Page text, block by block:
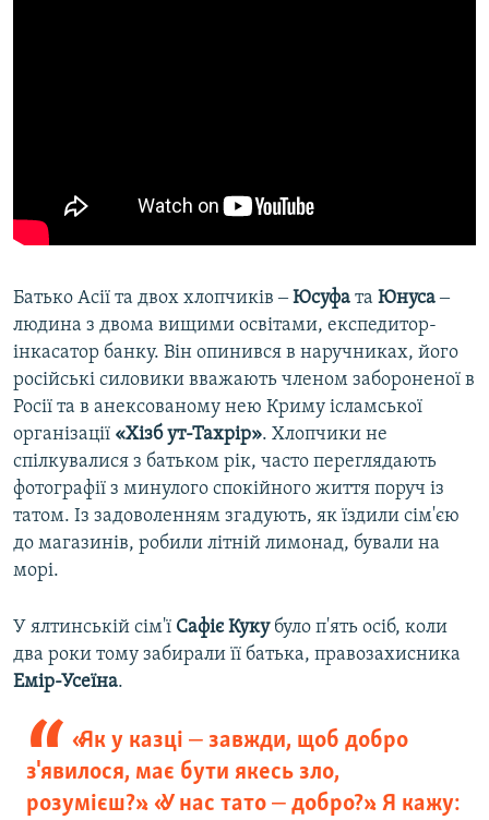
Батько Асії та двох хлопчиків ‒Юсуфа та Юнуса‒
людина з двома вищими освітами, експедитор-
інкасатор банку. Він опинився в наручниках, його
російські силовики вважають членом забороненої в
Росії та в анексованому нею Криму ісламської
організації «Хізб ут-Тахрір». Хлопчики не
спілкувалися з батьком рік, часто переглядають
фотографії з минулого спокійного життя поруч із
татом. Із задоволенням згадують, як їздили сім'єю
до магазинів, робили літній лимонад, бували на
морі.
У ялтинській сім'ї Сафіє Кукубуло п'ять осіб, коли
два роки тому забирали її батька, правозахисника
Емір-Усеїна.
«Як у казці ‒ завжди, щоб добро
з'явилося, має бути якесь зло,
розумієш?». «У нас тато ‒ добро?». Я кажу: